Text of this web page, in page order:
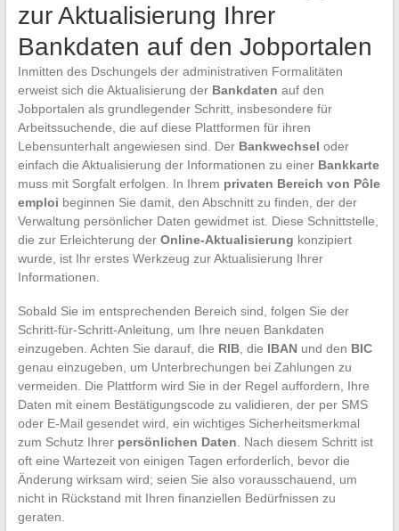
zur Aktualisierung Ihrer
Bankdaten auf den Jobportalen
Inmitten des Dschungels der administrativen Formalitäten
erweist sich die Aktualisierung der Bankdaten auf den
Jobportalen als grundlegender Schritt, insbesondere für
Arbeitssuchende, die auf diese Plattformen für ihren
Lebensunterhalt angewiesen sind. DerBankwechsel oder
einfach die Aktualisierung der Informationen zu einer Bankkarte
muss mit Sorgfalt erfolgen. In Ihrem privaten Bereich von Pôle
emploi beginnen Sie damit, den Abschnitt zu finden, der der
Verwaltung persönlicher Daten gewidmet ist. Diese Schnittstelle,
die zur Erleichterung der Online-Aktualisierung konzipiert
wurde, ist Ihr erstes Werkzeug zur Aktualisierung Ihrer
Informationen.
Sobald Sie im entsprechenden Bereich sind, folgen Sie der
Schritt-für-Schritt-Anleitung, um Ihre neuen Bankdaten
einzugeben. Achten Sie darauf, die RIB, die IBANund den BIC
genau einzugeben, um Unterbrechungen bei Zahlungen zu
vermeiden. Die Plattform wird Sie in der Regel auffordern, Ihre
Daten mit einem Bestätigungscode zu validieren, der per SMS
oder E-Mail gesendet wird, ein wichtiges Sicherheitsmerkmal
zum Schutz Ihrer persönlichen Daten . Nach diesem Schritt ist
oft eine Wartezeit von einigen Tagen erforderlich, bevor die
Änderung wirksam wird; seien Sie also vorausschauend, um
nicht in Rückstand mit Ihren finanziellen Bedürfnissen zu
geraten.